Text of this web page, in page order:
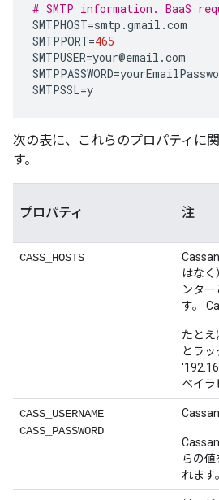
# SMTP information. BaaS
SMTPHOST=smtp .gmail .com
SMTPPORT=465
SMTPUSER=your@email .com
SMTPPASSWORD=
SMTPSSL=y
次の表に、これらのプロパティに
す。
プロパティ 注
CASS_HOSTS
はな
ンタ
す。
たとえ
とラ
ベイラ
CASS_USERNAME
CASS_PASSWORD
らの
れます。